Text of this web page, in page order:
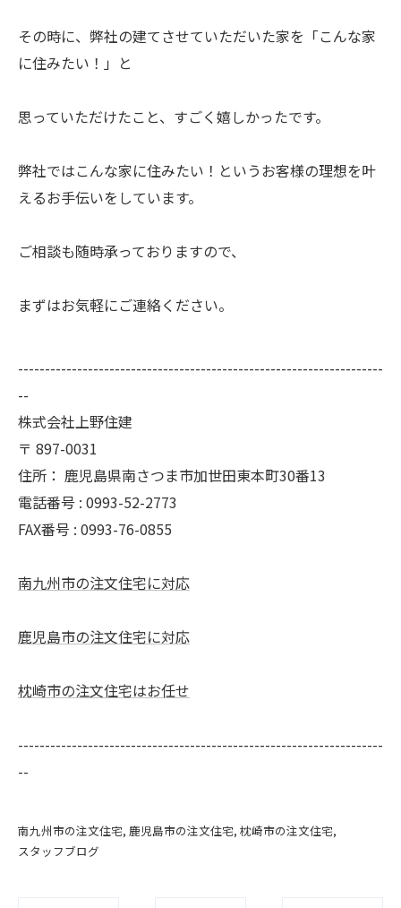
その時に、弊社の建てさせていただいた家を「こんな家
に住みたい！」と
思っていただけたこと、すごく嬉しかったです。
弊社ではこんな家に住みたい！というお客様の理想を叶
えるお手伝いをしています。
ご相談も随時承っておりますので、
まずはお気軽にご連絡ください。
--------------------------------------------------------------------
--
株式会社上野住建
〒 897-0031
住所： 鹿児島県南さつま市加世田東本町30番13
電話番号 : 0993-52-2773
FAX番号 : 0993-76-0855
南九州市の注文住宅に対応
鹿児島市の注文住宅に対応
枕崎市の注文住宅はお任せ
--------------------------------------------------------------------
--
南九州市の注文住宅 鹿児島市の注文住宅 枕崎市の注文住宅
スタッフブログ